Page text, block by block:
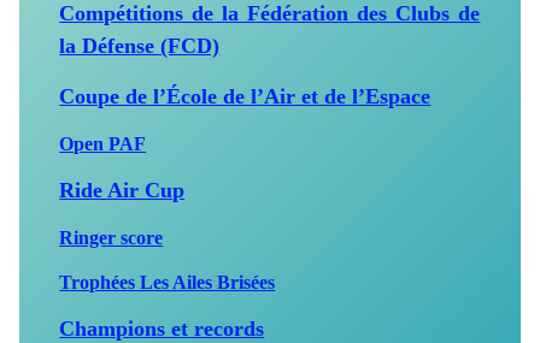
Compétitions de la Fédération des Clubs de
la Défense (FCD)
Coupe de l’École de l’Air et de l’Espace
Open PAF
Ride Air Cup
Ringer score
Trophées Les Ailes Brisées
Champions et records